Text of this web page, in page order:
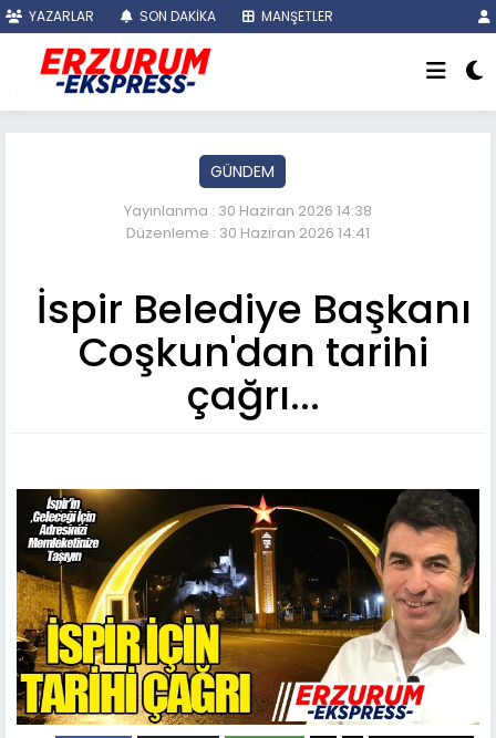
YAZARLAR SON DAKİKA MANŞETLER
GÜNDEM
Yayınlanma : 30 Haziran 2026 14:38
Düzenleme : 30 Haziran 2026 14:41
İspir Belediye Başkanı
Coşkun'dan tarihi
çağrı...